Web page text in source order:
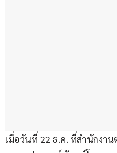
เมื่อวันที่ 22 ธ.ค. ที่สำนักงา